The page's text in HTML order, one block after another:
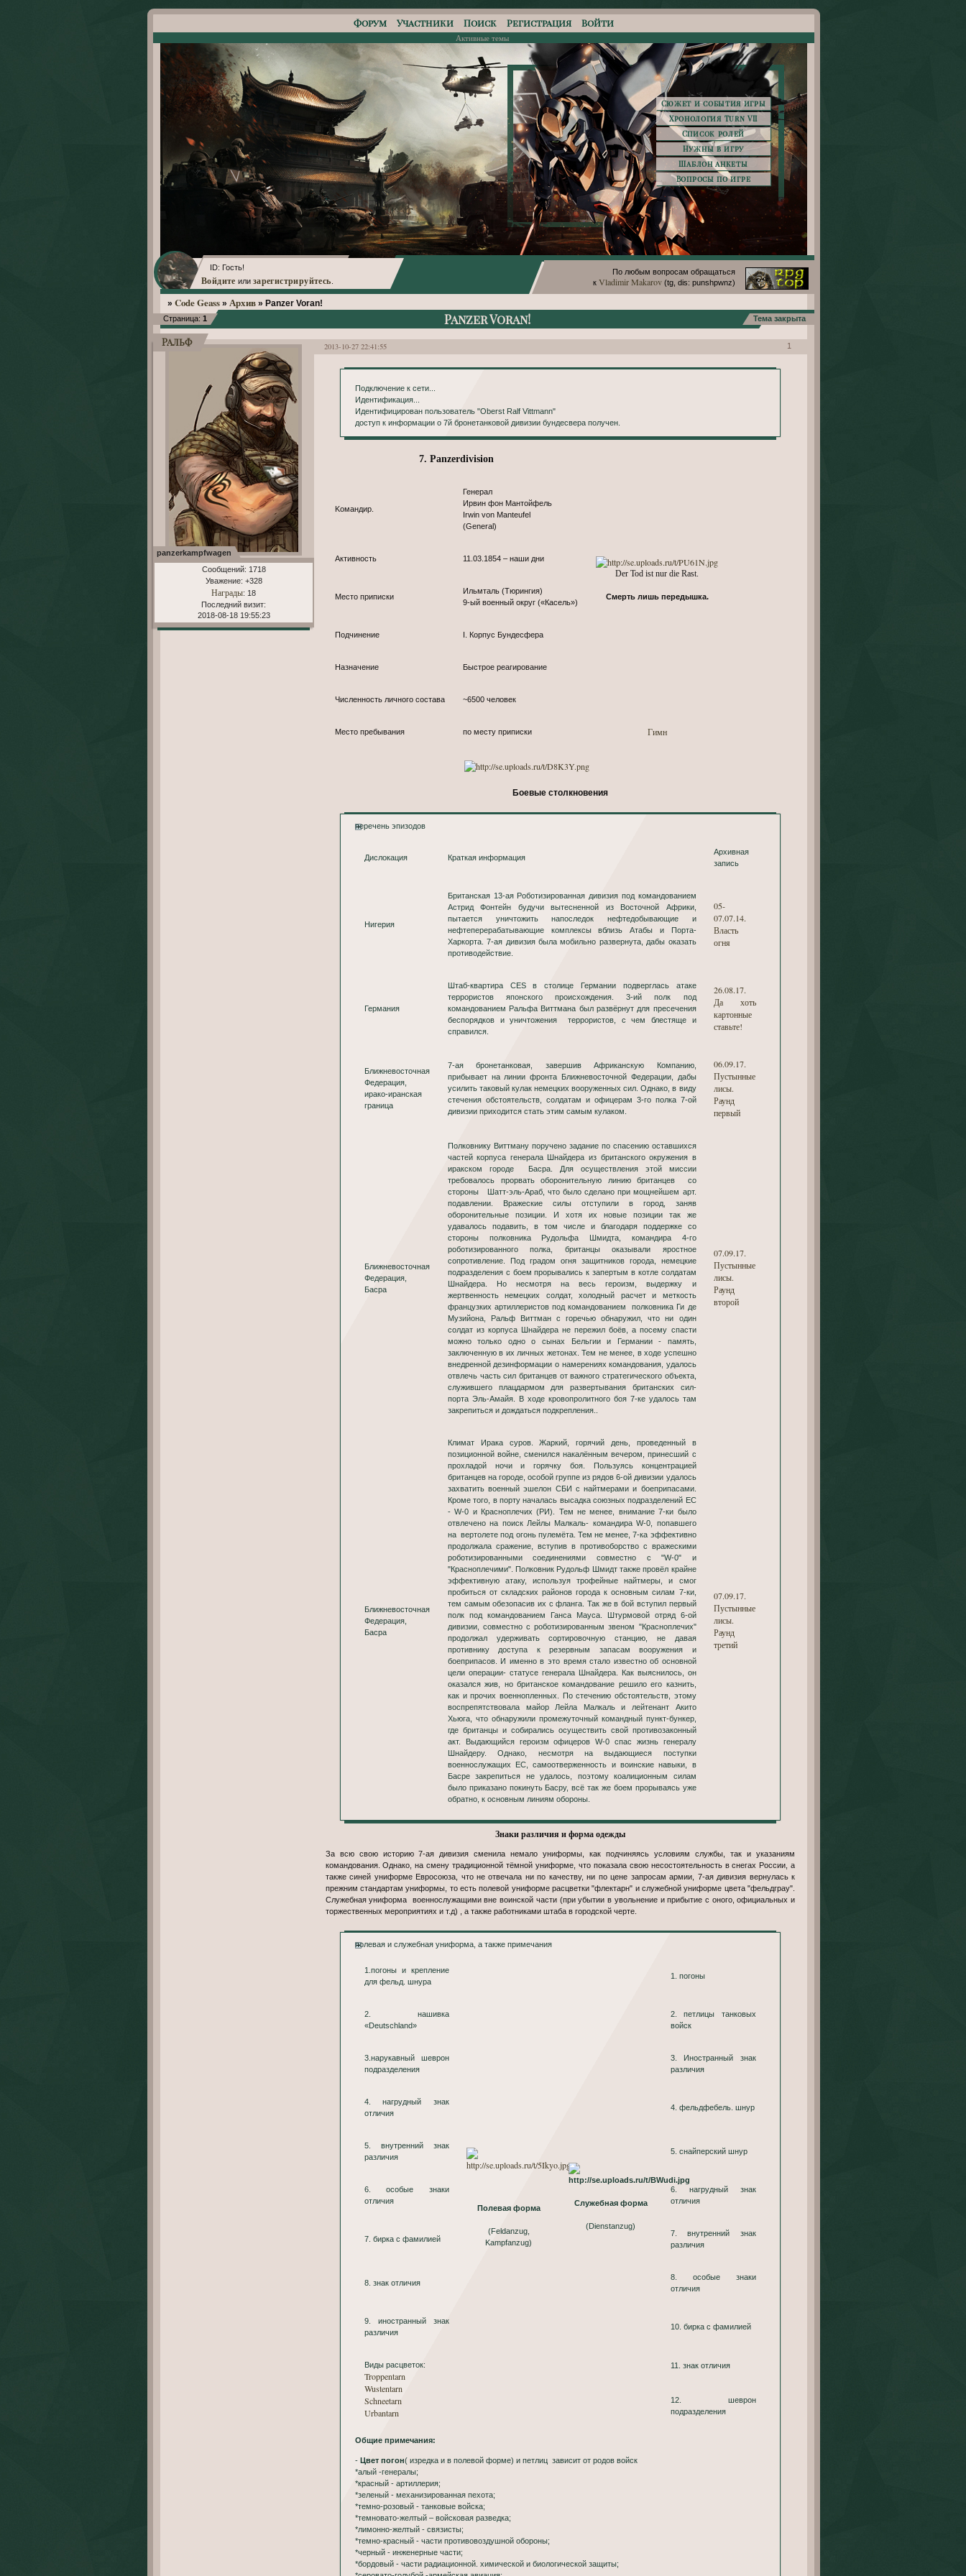
Сюжет и события игры
Хронология Turn VII
Список ролей
Нужны в игру
Шаблон анкеты
Вопросы по игре
По любым вопросам обращаться
к Vladimir Makarov (tg, dis: punshpwnz)
Форум Участники Поиск Регистрация Войти
Активные темы
ID: Гость!
Войдите или зарегистрируйтесь
» Code Geass » Архив » Panzer Voran!
Panzer Voran!
Страница: 1 Тема закрыта
1
2013-10-27 22:41:55
Ральф
panzerkampfwagen
Сообщений: 1718
Уважение: +328
Награды: 18
Последний визит:
2018-08-18 19:55:23
Подключение к сети...
Идентификация...
Идентифицирован пользователь "Oberst Ralf Vittmann"
доступ к информации о 7й бронетанковой дивизии бундесвера получен.
7. Panzerdivision
Der Tod ist nur die Rast.
Cмерть лишь передышка.
Kомандир.
Генерал
Ирвин фон Мантойфель
Irwin von Manteufel
(General)
Активность 11.03.1854 – наши дни
Место приписки
Ильмталь (Тюрингия)
9-ый военный округ («Касель»)
Подчинение I. Корпус Бундесфера
Назначение Быстрое реагирование
Численность личного состава ~6500 человек
Место пребывания по месту приписки Гимн
Боевые столкновения
перечень эпизодов
Дислокация Краткая информация
Архивная
запись
Нигерия
Британская 13-ая Роботизированная дивизия под командованием
Астрид Фонтейн будучи вытесненной из Восточной Африки,
пытается уничтожить напоследок нефтедобывающие и
нефтеперерабатывающие комплексы вблизь Атабы и Порта-
Харкорта. 7-ая дивизия была мобильно развернута, дабы оказать
противодействие.
05-
07.07.14.
Власть
огня
Германия
Штаб-квартира CES в столице Германии подверглась атаке
террористов японского происхождения. 3-ий полк под
командованием Ральфа Виттмана был развёрнут для пресечения
беспорядков и уничтожения террористов, с чем блестяще и
справился.
26.08.17.
Да хоть
картонные
ставьте!
Ближневосточная
Федерация,
ирако-иранская
граница
7-ая бронетанковая, завершив Африканскую Компанию,
прибывает на линии фронта Ближневосточной Федерации, дабы
усилить таковый кулак немецких вооруженных сил. Однако, в виду
стечения обстоятельств, солдатам и офицерам 3-го полка 7-ой
дивизии приходится стать этим самым кулаком.
06.09.17.
Пустынные
лисы.
Раунд
первый
Ближневосточная
Федерация,
Басра
Полковнику Виттману поручено задание по спасению оставшихся
частей корпуса генерала Шнайдера из британского окружения в
иракском городе Басра. Для осуществления этой миссии
требовалось прорвать оборонительную линию британцев со
стороны Шатт-эль-Араб, что было сделано при мощнейшем арт.
подавлении. Вражеские силы отступили в город, заняв
оборонительные позиции. И хотя их новые позиции так же
удавалось подавить, в том числе и благодаря поддержке со
стороны полковника Рудольфа Шмидта, командира 4-го
роботизированного полка, британцы оказывали яростное
сопротивление. Под градом огня защитников города, немецкие
подразделения с боем прорывались к запертым в котле солдатам
Шнайдера. Но несмотря на весь героизм, выдержку и
жертвенность немецких солдат, холодный расчет и меткость
французких артиллеристов под командованием полковника Ги де
Музийона, Ральф Виттман с горечью обнаружил, что ни один
солдат из корпуса Шнайдера не пережил боёв, а посему спасти
можно только одно о сынах Бельгии и Германии - память,
заключенную в их личных жетонах. Тем не менее, в ходе успешно
внедренной дезинформации о намерениях командования, удалось
отвлечь часть сил британцев от важного стратегического объекта,
служившего плацдармом для развертывания британских сил-
порта Эль-Амайя. В ходе кровопролитного боя 7-ке удалось там
закрепиться и дождаться подкрепления..
07.09.17.
Пустынные
лисы.
Раунд
второй
Ближневосточная
Федерация,
Басра
Климат Ирака суров. Жаркий, горячий день, проведенный в
позиционной войне, сменился накалённым вечером, принесший с
прохладой ночи и горячку боя. Пользуясь концентрацией
британцев на городе, особой группе из рядов 6-ой дивизии удалось
захватить военный эшелон СБИ с найтмерами и боеприпасами.
Кроме того, в порту началась высадка союзных подразделений ЕС
- W-0 и Красноплечих (РИ). Тем не менее, внимание 7-ки было
отвлечено на поиск Лейлы Малкаль- командира W-0, попавшего
на вертолете под огонь пулемёта. Тем не менее, 7-ка эффективно
продолжала сражение, вступив в противоборство с вражескими
роботизированными соединениями совместно с "W-0" и
"Красноплечими". Полковник Рудольф Шмидт также провёл крайне
эффективную атаку, используя трофейные найтмеры, и cмог
пробиться от складских районов города к основным силам 7-ки,
тем самым обезопасив их с фланга. Так же в бой вступил первый
полк под командованием Ганса Мауса. Штурмовой отряд 6-ой
дивизии, совместно с роботизированным звеном "Красноплечих"
продолжал удерживать сортировочную станцию, не давая
противнику доступа к резервным запасам вооружения и
боеприпасов. И именно в это время стало известно об основной
цели операции- статусе генерала Шнайдера. Как выяснилось, он
оказался жив, но британское командование решило его казнить,
как и прочих военнопленных. По стечению обстоятельств, этому
воспрепятствовала майор Лейла Малкаль и лейтенант Акито
Хьюга, что обнаружили промежуточный командный пункт-бункер,
где британцы и собирались осуществить свой противозаконный
акт. Выдающийся героизм офицеров W-0 спас жизнь генералу
Шнайдеру. Однако, несмотря на выдающиеся поступки
военнослужащих ЕС, самоотверженность и воинские навыки, в
Басре закрепиться не удалось, поэтому коалиционным силам
было приказано покинуть Басру, всё так же боем прорываясь уже
обратно, к основным линиям обороны.
07.09.17.
Пустынные
лисы.
Раунд
третий
Знаки различия и форма одежды
За всю свою историю 7-ая дивизия сменила немало униформы, как подчиняясь условиям службы, так и указаниям
командования. Однако, на смену традиционной тёмной униформе, что показала свою несостоятельность в снегах России, а
также синей униформе Евросоюза, что не отвечала ни по качеству, ни по цене запросам армии, 7-ая дивизия вернулась к
прежним стандартам униформы, то есть полевой униформе расцветки "флектарн" и служебной униформе цвета "фельдграу".
Служебная униформа военнослужащими вне воинской части (при убытии в увольнение и прибытие с оного, официальных и
торжественных мероприятиях и т.д) , а также работниками штаба в городской черте.
полевая и служебная униформа, а также примечания
1.погоны и крепление
для фельд. шнура
Полевая форма
(Feldanzug,
Kampfanzug)
Служебная форма
(Dienstanzug)
1. погоны
2. нашивка
«Deutschland»
2. петлицы танковых
войск
3.нарукавный шеврон
подразделения
3. Иностранный знак
различия
4. нагрудный знак
отличия
4. фельдфебель. шнур
5. внутренний знак
различия
5. снайперский шнур
6. особые знаки
отличия
6. нагрудный знак
отличия
7. бирка с фамилией
7. внутренний знак
различия
8. знак отличия
8. особые знаки
отличия
9. иностранный знак
различия
10. бирка с фамилией
Виды расцветок:
Troppentarn
Wustentarn
Schneetarn
Urbantarn
11. знак отличия
12. шеврон
подразделения
Общие примечания:
- Цвет погон( изредка и в полевой форме) и петлиц зависит от родов войск
*алый -генералы;
*красный - артиллерия;
*зеленый - механизированная пехота;
*темно-розовый - танковые войска;
*темновато-желтый – войсковая разведка;
*лимонно-желтый - связисты;
*темно-красный - части противовоздушной обороны;
*черный - инженерные части;
*бордовый - части радиационной. химической и биологической защиты;